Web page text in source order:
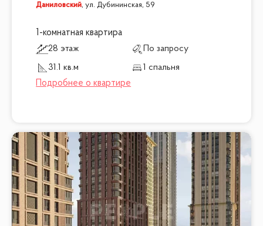
Даниловский,ул. Дубининская, 59
1-комнатная квартира
28 этаж
По запросу
31.1 кв.м
1 спальня